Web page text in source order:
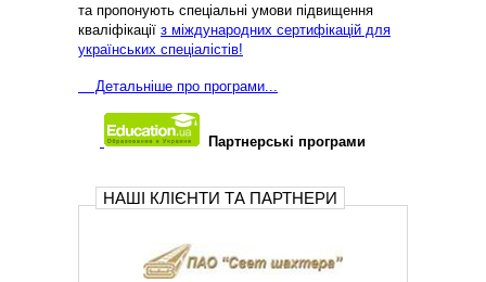
та пропонують спеціальні умови підвищення
кваліфікації з міждународних сертифікацій для
українських спеціалістів!
Детальніше про програми...
Партнерські програми
НАШІ КЛІЄНТИ ТА ПАРТНЕРИ